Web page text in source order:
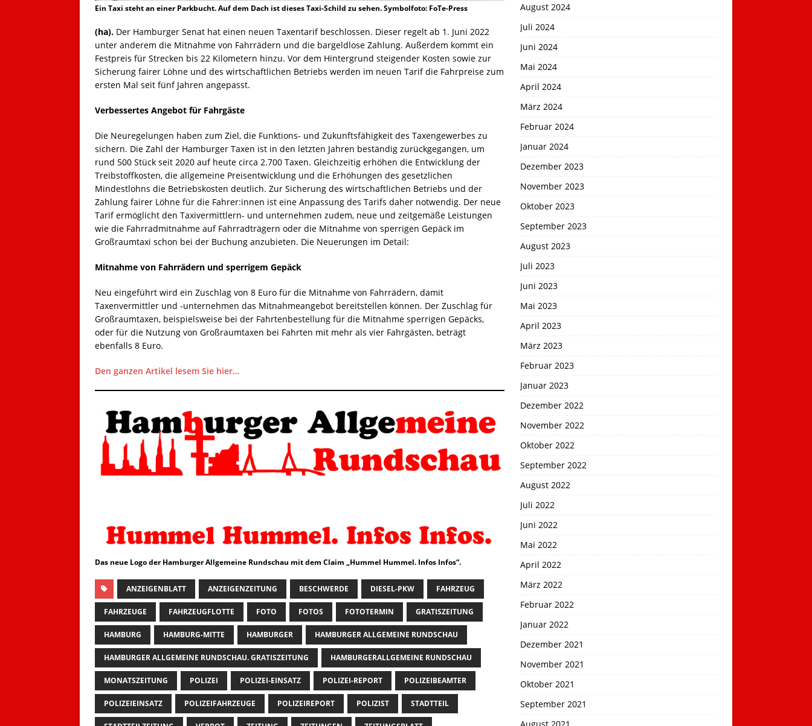
Ein Taxi steht an einer Parkbucht. Auf dem Dach ist dieses Taxi-Schild zu sehen. Symbolfoto: FoTe-Press
(ha). Der Hamburger Senat hat einen neuen Taxentarif beschlossen. Dieser regelt ab 1. Juni 2022
unter anderem die Mitnahme von Fahrrädern und die bargeldlose Zahlung. Außerdem kommt ein
Festpreis für Strecken bis 22 Kilometern hinzu. Vor dem Hintergrund steigender Kosten sowie zur
Sicherung fairer Löhne und des wirtschaftlichen Betriebs werden im neuen Tarif die Fahrpreise zum
ersten Mal seit fünf Jahren angepasst.
Verbessertes Angebot für Fahrgäste
Die Neuregelungen haben zum Ziel, die Funktions- und Zukunftsfähigkeit des Taxengewerbes zu
sichern. Die Zahl der Hamburger Taxen ist in den letzten Jahren beständig zurückgegangen, um
rund 500 Stück seit 2020 auf heute circa 2.700 Taxen. Gleichzeitig erhöhen die Entwicklung der
Treibstoffkosten, die allgemeine Preisentwicklung und die Erhöhungen des gesetzlichen
Mindestlohns die Betriebskosten deutlich. Zur Sicherung des wirtschaftlichen Betriebs und der
Zahlung fairer Löhne für die Fahrer:innen ist eine Anpassung des Tarifs daher notwendig. Der neue
Tarif ermöglicht den Taxivermittlern- und unternehmen zudem, neue und zeitgemäße Leistungen
wie die Fahrradmitnahme auf Fahrradträgern oder die Mitnahme von sperrigen Gepäck im
Großraumtaxi schon bei der Buchung anzubieten. Die Neuerungen im Detail:
Mitnahme von Fahrrädern und sperrigem Gepäck
Neu eingeführt wird ein Zuschlag von 8 Euro für die Mitnahme von Fahrrädern, damit
Taxenvermittler und -unternehmen das Mitnahmeangebot bereitstellen können. Der Zuschlag für
Großraumtaxen, beispielsweise bei der Fahrtenbestellung für die Mitnahme sperrigen Gepäcks,
oder für die Nutzung von Großraumtaxen bei Fahrten mit mehr als vier Fahrgästen, beträgt
ebenfalls 8 Euro.
Den ganzen Artikel lesem Sie hier…
Das neue Logo der Hamburger Allgemeine Rundschau mit dem Claim „Hummel Hummel. Infos Infos“.
ANZEIGENBLATT ANZEIGENZEITUNG BESCHWERDE DIESEL-PKW FAHRZEUG
FAHRZEUGE FAHRZEUGFLOTTE FOTO FOTOS FOTOTERMIN GRATISZEITUNG
HAMBURG HAMBURG-MITTE HAMBURGER HAMBURGER ALLGEMEINE RUNDSCHAU
HAMBURGER ALLGEMEINE RUNDSCHAU. GRATISZEITUNG HAMBURGERALLGEMEINE RUNDSCHAU
MONATSZEITUNG POLIZEI POLIZEI-EINSATZ POLIZEI-REPORT POLIZEIBEAMTER
POLIZEIEINSATZ POLIZEIFAHRZEUGE POLIZEIREPORT POLIZIST STADTTEIL
August 2024
Juli 2024
Juni 2024
Mai 2024
April 2024
März 2024
Februar 2024
Januar 2024
Dezember 2023
November 2023
Oktober 2023
September 2023
August 2023
Juli 2023
Juni 2023
Mai 2023
April 2023
März 2023
Februar 2023
Januar 2023
Dezember 2022
November 2022
Oktober 2022
September 2022
August 2022
Juli 2022
Juni 2022
Mai 2022
April 2022
März 2022
Februar 2022
Januar 2022
Dezember 2021
November 2021
Oktober 2021
September 2021